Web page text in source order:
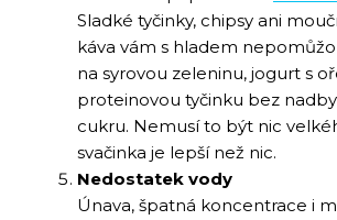
Sladké tyčinky, chipsy ani
káva vám s hladem
na syrovou zeleninu, jogurt s
proteinovou tyčinku bez
cukru. Nemusí to být nic
svačinka je lepší než nic.
Nedostatek vody
Únava, špatná koncentrace i